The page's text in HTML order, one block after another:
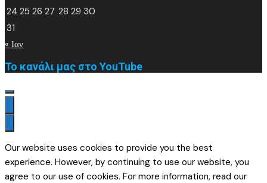
24 25 26 27 28 29 30
31
« Ιαν
Το κανάλι μας στο YouTube
Our website uses cookies to provide you the best
experience. However, by continuing to use our website, you
agree to our use of cookies. For more information, read our